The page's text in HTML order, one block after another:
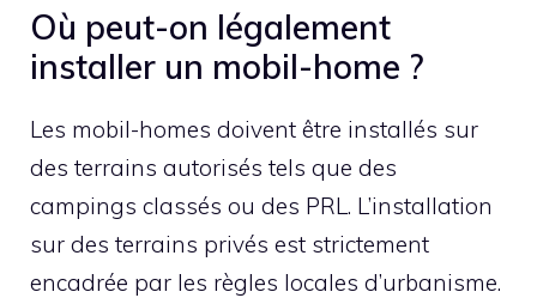
Où peut-on légalement
installer un mobil-home ?
Les mobil-homes doivent être installés sur
des terrains autorisés tels que des
campings classés ou des PRL. L’installation
sur des terrains privés est strictement
encadrée par les règles locales d’urbanisme.